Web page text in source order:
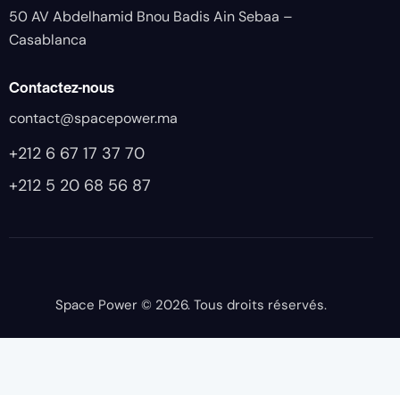
50 AV Abdelhamid Bnou Badis Ain Sebaa –
Casablanca
Contactez-nous
contact@spacepower.ma
+212 6 67 17 37 70
+212 5 20 68 56 87
Space Power © 2026. Tous droits réservés.